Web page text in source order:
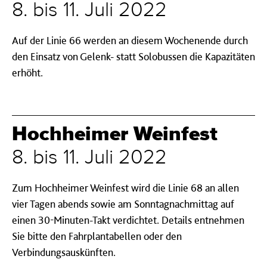
8. bis 11. Juli 2022
Auf der Linie 66 werden an diesem Wochenende durch
den Einsatz von Gelenk- statt Solobussen die Kapazitäten
erhöht.
Hochheimer Weinfest
8. bis 11. Juli 2022
Zum Hochheimer Weinfest wird die Linie 68 an allen
vier Tagen abends sowie am Sonntagnachmittag auf
einen 30-Minuten-Takt verdichtet. Details entnehmen
Sie bitte den Fahrplantabellen oder den
Verbindungsauskünften.